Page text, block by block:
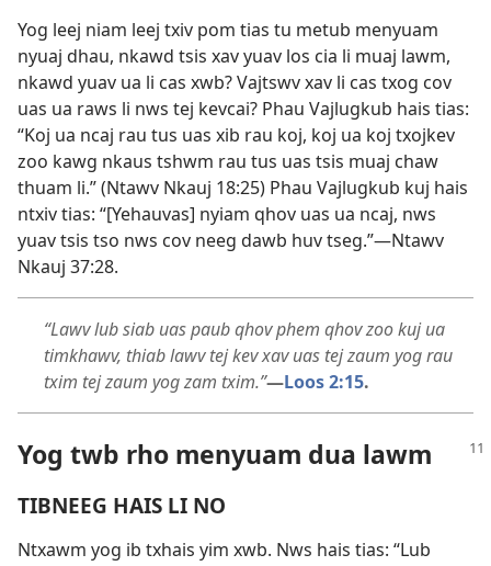
Yog leej niam leej txiv pom tias tu metub menyuam
nyuaj dhau, nkawd tsis xav yuav los cia li muaj lawm,
nkawd yuav ua li cas xwb? Vajtswv xav li cas txog cov
uas ua raws li nws tej kevcai? Phau Vajlugkub hais tias:
“Koj ua ncaj rau tus uas xib rau koj, koj ua koj txojkev
zoo kawg nkaus tshwm rau tus uas tsis muaj chaw
thuam li.” (Ntawv Nkauj 18:25) Phau Vajlugkub kuj hais
ntxiv tias: “[Yehauvas] nyiam qhov uas ua ncaj, nws
yuav tsis tso nws cov neeg dawb huv tseg.”​—Ntawv
Nkauj 37:28.
“Lawv lub siab uas paub qhov phem qhov zoo kuj ua
timkhawv, thiab lawv tej kev xav uas tej zaum yog rau
txim tej zaum yog zam txim.”—Loos 2:15.
Yog twb rho menyuam dua lawm
TIBNEEG HAIS LI NO
Ntxawm yog ib txhais yim xwb. Nws hais tias: “Lub